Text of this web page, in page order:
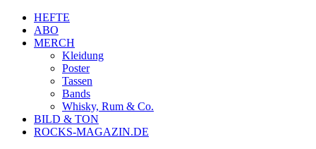
HEFTE
ABO
MERCH
Kleidung
Poster
Tassen
Bands
Whisky, Rum & Co.
BILD & TON
ROCKS-MAGAZIN.DE